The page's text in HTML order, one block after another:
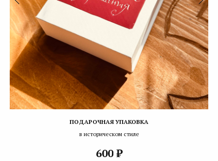
ПОДАРОЧНАЯ УПАКОВКА
в историческом стиле
600 ₽